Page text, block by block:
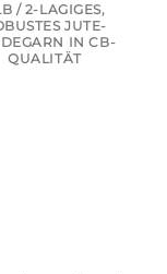
/ 2-LAGIGES,
JUTE-
IN CB-
QUALITÄT